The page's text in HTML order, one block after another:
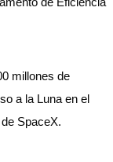
millones de
a la Luna en el
de SpaceX.